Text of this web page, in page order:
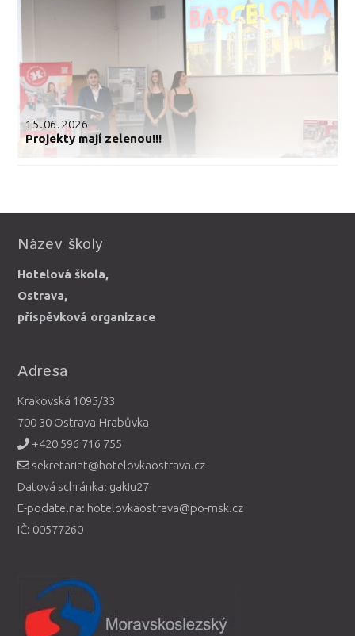
15.06.2026
Projekty mají zelenou!!!
Název školy
Hotelová škola,
Ostrava,
příspěvková organizace
Adresa
Krakovská 1095/33
700 30 Ostrava-Hrabůvka
+420 596 716 755
sekretariat@hotelovkaostrava.cz
Datová schránka: gakiu27
E-podatelna: hotelovkaostrava@po-msk.cz
IČ: 00577260